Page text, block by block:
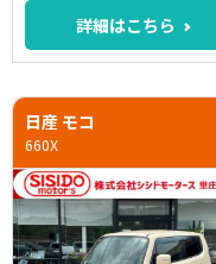
詳細はこちら
日産 モコ
660X